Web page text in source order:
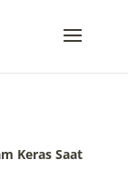
Keras Saat